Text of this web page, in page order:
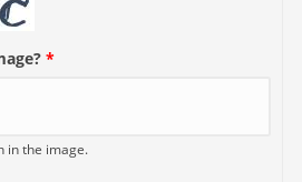
*
in the image.